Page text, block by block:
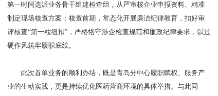
第一时间选派业务骨干组建检查组，从严审核企业申报资料、精准
制定现场核查方案；核查前期，常态化开展廉洁纪律教育，扣好审
评核查“第一粒纽扣”，严格恪守涉企检查规范和廉政纪律要求，以过
硬作风筑牢履职底线。
此次首单业务的顺利办结，既是青岛分中心履职赋权、服务产
业的生动实践，更是持续优化医药营商环境的具体举措。与此同